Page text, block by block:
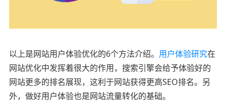
以上是网站用户体验优化的6个方法介绍。 用户体验研究在
网站优化中发挥着很大的作用，搜索引擎会给予体验好的
网站更多的排名展现，这利于网站获得更高SEO排名。另
外，做好用户体验也是网站流量转化的基础。